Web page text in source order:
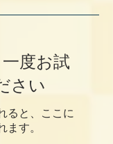
度お試
さい
ると、ここに
ます。